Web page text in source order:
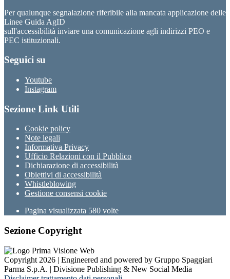
Per qualunque segnalazione riferibile alla mancata applicazione delle
Linee Guida AgID
sull'accessibilità inviare una comunicazione agli indirizzi PEO e
PEC istituzionali.
Seguici su
Youtube
Instagram
Sezione Link Utili
Cookie policy
Note legali
Informativa Privacy
Ufficio Relazioni con il Pubblico
Dichiarazione di accessibilità
Obiettivi di accessibilità
Whistleblowing
Gestione consensi cookie
Pagina visualizzata 580 volte
Sezione Copyright
Copyright 2026 | Engineered and powered by Gruppo Spaggiari
Parma S.p.A. | Divisione Publishing & New Social Media